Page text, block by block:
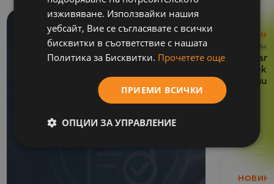
29
изживяване. Използвайки нашия
уебсайт, Вие се съгласявате с всички
бисквитки в съответствие с нашата
Политика за Бисквитки. Прочетете още
ПРИЕМИ ВСИЧКИ
ОПЦИИ ЗА УПРАВЛЕНИЕ